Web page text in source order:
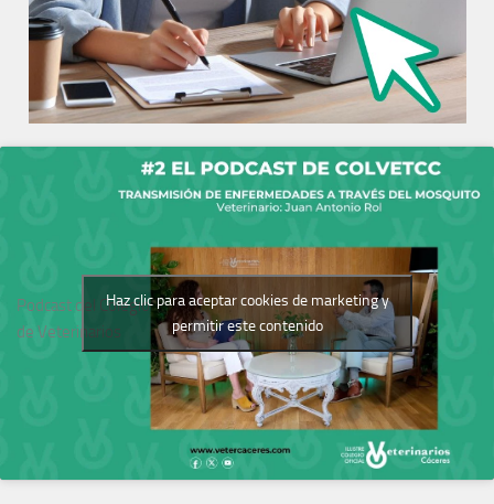
Podcast del Colegio
de Veterinarios
Haz clic para aceptar cookies de marketing y
permitir este contenido